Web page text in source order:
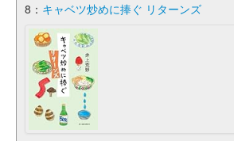
8： キャベツ炒めに捧ぐ リターンズ